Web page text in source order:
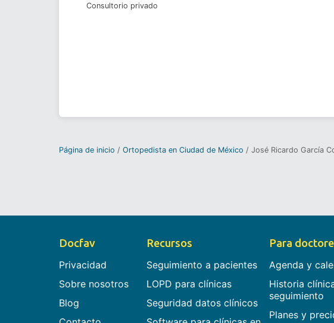
Consultorio privado
Página de inicio Ortopedista en Ciudad de México José Ricardo García
Docfav
Privacidad
Sobre nosotros
Blog
Recursos
Seguimiento a pacientes
LOPD para clínicas
Seguridad datos clínicos
Para
Agenda y
Historia
seguimiento
Planes y